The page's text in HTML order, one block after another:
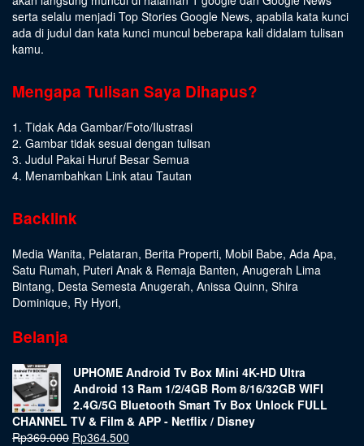
serta selalu menjadi Top Stories Google News, apabila kata kunci
ada di judul dan kata kunci muncul beberapa kali didalam tulisan
kamu.
Mengapa Tulisan Saya Dihapus?
1. Tidak Ada Gambar/Foto/Ilustrasi
2. Gambar tidak sesuai dengan tulisan
3. Judul Pakai Huruf Besar Semua
4. Menambahkan Link atau Tautan
Backlink
Media Wanita, Pelataran, Berita Properti, Mobil Babe, Ada Apa,
Satu Rumah, Puteri Anak & Remaja Banten, Anugerah Lima
Bintang, Desta Semesta Anugerah, Anissa Quinn, Shira
Dominique, Ry Hyori,
Belanja
UPHOME Android Tv Box Mini 4K-HD Ultra
Android 13 Ram 1/2/4GB Rom 8/16/32GB WIFI
2.4G/5G Bluetooth Smart Tv Box Unlock FULL
CHANNEL TV & Film & APP - Netflix / Disney
Rp369.000 Rp364.500